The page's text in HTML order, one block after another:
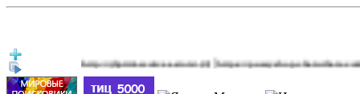
http://jbprimecurves.store/(3)|https://pussyshop.chaturbate.com/male-